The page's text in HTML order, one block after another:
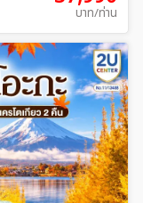
บาท/ท่าน